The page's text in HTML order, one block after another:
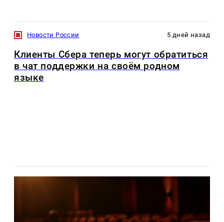
Новости России 5 дней назад
Клиенты Сбера теперь могут обратиться
в чат поддержки на своём родном
языке